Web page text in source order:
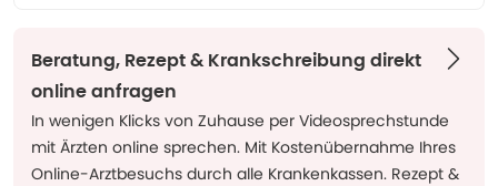
Beratung, Rezept & Krankschreibung direkt
online anfragen
In wenigen Klicks von Zuhause per Videosprechstunde
mit Ärzten online sprechen. Mit Kostenübernahme Ihres
Online-Arztbesuchs durch alle Krankenkassen. Rezept &